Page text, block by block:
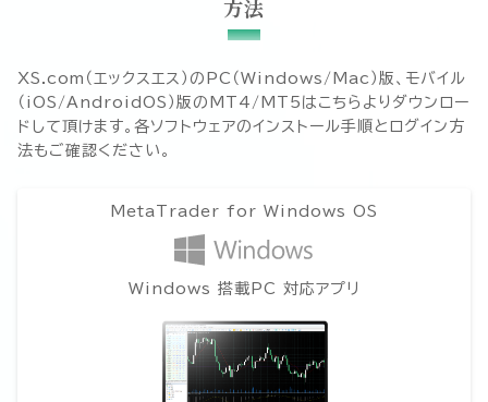
Trade the Global
with a Trusted
方法
XS.com（エックスエス）のPC（Windows/Mac）版、モバイル
（iOS/AndroidOS）版のMT4/MT5はこちらよりダウンロー
ドして頂けます。各ソフトウェアのインストール手順とログイン方
法もご確認ください。
MetaTrader for Windows OS
Windows 搭載PC 対応アプリ